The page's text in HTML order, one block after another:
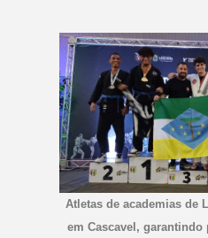
Atletas de academias de
em Cascavel,